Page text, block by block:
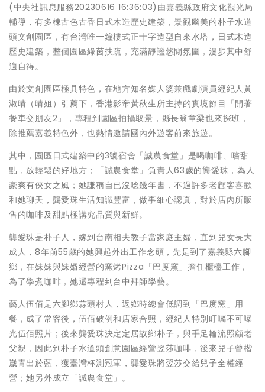
(中央社訊息服務20230616 16:36:03)由嘉義縣政府文化觀光局
輔導，有多棟古色古香日式木造歷史建築，景觀幽美的朴子水道
頭文創園區，有台灣唯一鐘樓式正十字造型自來水塔，日式木造
歷史建築，整個園區綠茵扶疏，充滿靜謐悠閒氛圍，漫步其中舒
適自得。
由於文創園區極具特色，在地方知名媒人婆兼戲劇演員經紀人黃
淑晴（晴姐）引薦下，香港影帝黃秋生所主持的實境節目「開著
餐車交朋友2」，專程到園區拍攝取景，縣長翁章梁也來探班，
除推薦嘉義特色外，也熱情邀請國內外遊客前來旅遊。
其中，園區日式建築中的3號宿舍「誠農食堂」是喝咖啡、嚐甜
點，放輕鬆的好地方；「誠農食堂」負責人63歲的龔愛珠，為人
豪爽有俠女之風；她謙稱自已沒唸幾年書，不過許多老顧客喜歡
和她聊天，龔愛珠生活知識豐富，做事細心認真，對於店內所販
售的咖啡及甜點極講究品質與新鮮。
龔愛珠是朴子人，嫁到台南相夫教子當家庭主婦，直到兒女長大
成人，8年前55歲的她興起外出工作念頭，先是到了嘉義縣六腳
鄉，在妹妹與妹婿經營的窯烤Pizza「巴度窯」擔任櫃檯工作，
為了學煮咖啡，她還專程到台中拜師學藝。
藝人伍佰是六腳鄉蒜頭村人，返鄉時總會低調到「巴度窯」用
餐，成了常客後，伍佰破例和店家合照，經紀人特別叮囑不可曝
光伍佰照片；後來龔愛珠決定定居故鄉朴子，與手足輪流照顧老
父親，因此到朴子水道頭創意園區經營翌莎咖啡，後來兒子曾楷
崴青出於藍，獲臺灣杯測冠軍，龔愛珠將翌莎交給兒子全權經
營；她另外成立「誠農食堂」。